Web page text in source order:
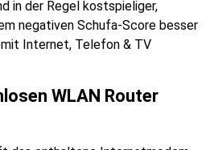
in der Regel kostspieliger,
negativen Schufa-Score besser
Internet, Telefon & TV
WLAN Router